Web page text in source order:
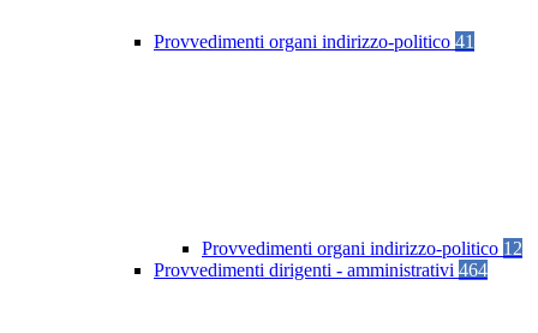
Provvedimenti organi indirizzo-politico 41
Provvedimenti organi indirizzo-politico 12
Provvedimenti dirigenti - amministrativi 464